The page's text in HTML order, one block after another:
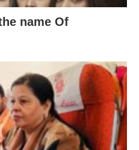
name Of